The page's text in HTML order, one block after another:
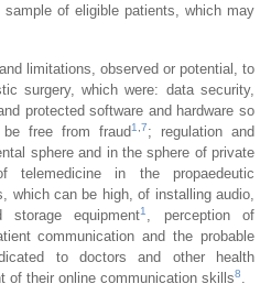
of eligible patients, which may
limitations, observed or potential, to
surgery, which were: data security,
protected software and hardware so
free from fraud1 7; regulation and
sphere and in the sphere of private
telemedicine in the propaedeutic
which can be high, of installing audio,
storage equipment1
, perception of
communication and the probable
to doctors and other health
of their online communication skills8